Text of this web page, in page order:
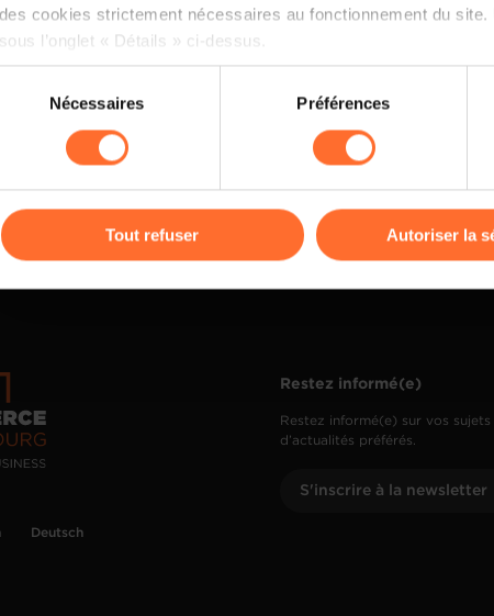
des cookies strictement nécessaires au fonctionnement du
sous l’onglet « Détails » ci-dessus.
Il est précisé que la navigation sur le site et certaines
cas de refus de tous les cookies ou des cookies non
gauche de chaque page.
Nécessaires Préférences
Tout refuser Autoriser la
Deutsch
Restez informé(e)
Restez informé(e) sur vos sujets
d’actualités préférés.
S'inscrire à la newsletter